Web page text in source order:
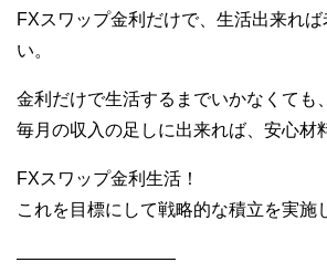
FXスワップ金利だけで、生活出来れ
い。
金利だけで生活するまでいかなくても、
毎月の収入の足しに出来れば、安心材
FXスワップ金利生活！
これを目標にして戦略的な積立を実施
—————————